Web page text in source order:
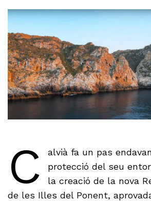
C
alvià fa un pas
protecció del seu
la creació de la nova
de les Illes del Ponent,